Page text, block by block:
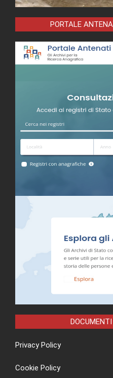
PORTALE
Privacy Policy
Cookie Policy